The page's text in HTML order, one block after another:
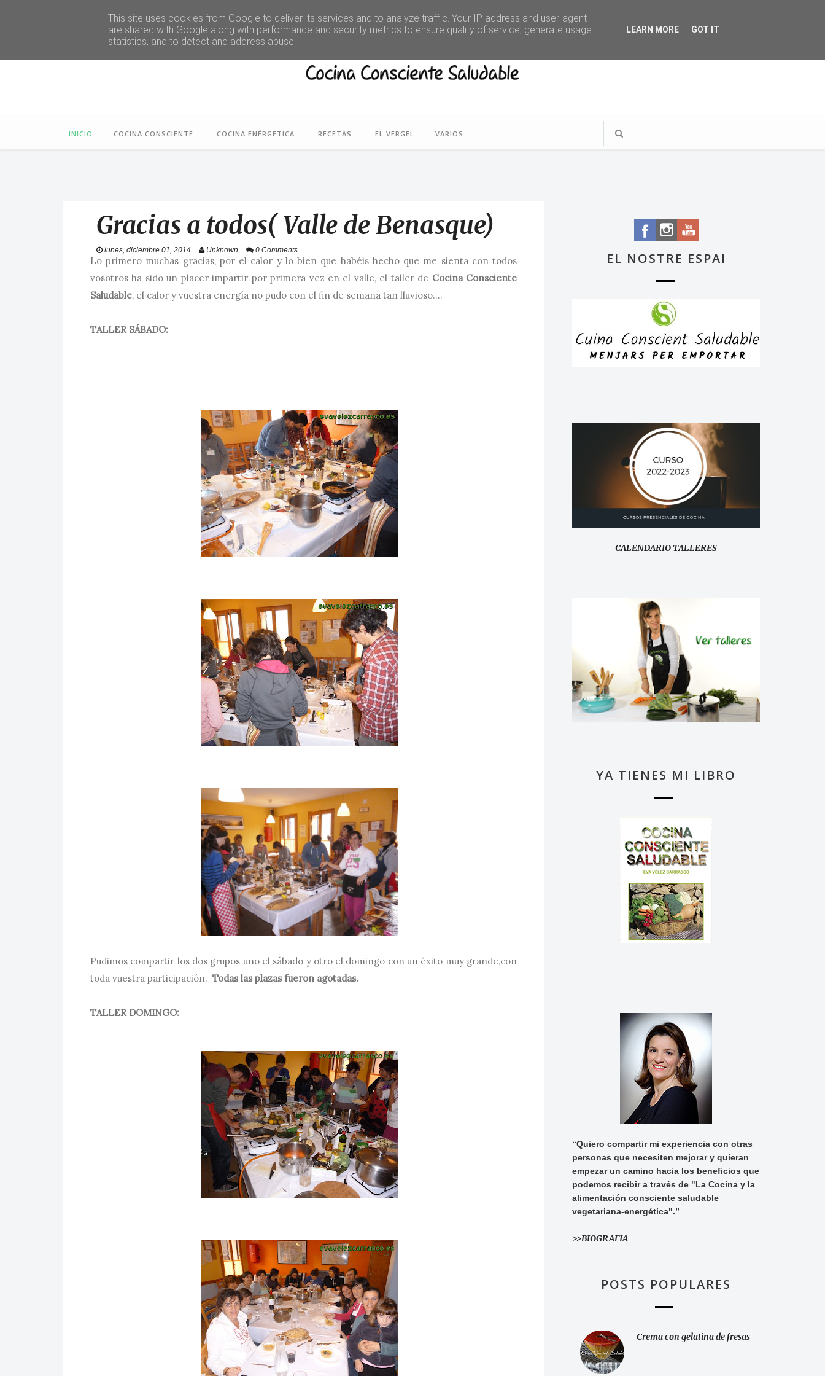
INICIO COCINA CONSCIENTE COCINA ENÉRGETICA RECETAS EL VERGEL VARIOS
Gracias a todos( Valle de Benasque)
lunes, diciembre 01, 2014 Unknown 0 Comments
Lo primero muchas gracias, por el calor y lo bien que habéis hecho que me sienta con todos
vosotros ha sido un placer impartir por primera vez en el valle, el taller de Cocina Consciente
Saludable, el calor y vuestra energía no pudo con el fin de semana tan lluvioso....
TALLER SÁBADO:
Pudimos compartir los dos grupos uno el sábado y otro el domingo con un éxito muy grande,con
toda vuestra participación. Todas las plazas fueron agotadas.
TALLER DOMINGO:
EL NOSTRE ESPAI
CALENDARIO TALLERES
YA TIENES MI LIBRO
“Quiero compartir mi experiencia con otras
personas que necesiten mejorar y quieran
empezar un camino hacia los beneficios que
podemos recibir a través de "La Cocina y la
alimentación consciente saludable
vegetariana-energética".”
>>BIOGRAFIA
POSTS POPULARES
Crema con gelatina de fresas
This site uses cookies from Google to deliver its services and to analyze traffic. Your IP address and user-agent
are shared with Google along with performance and security metrics to ensure quality of service, generate usage
statistics, and to detect and address abuse.
LEARN MORE GOT IT